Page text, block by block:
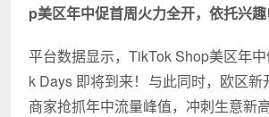
p美区年中促首周火力全开，依托兴
平台数据显示，TikTok Shop美区年
k Days 即将到来！与此同时，欧区
商家抢抓年中流量峰值，冲刺生意新高